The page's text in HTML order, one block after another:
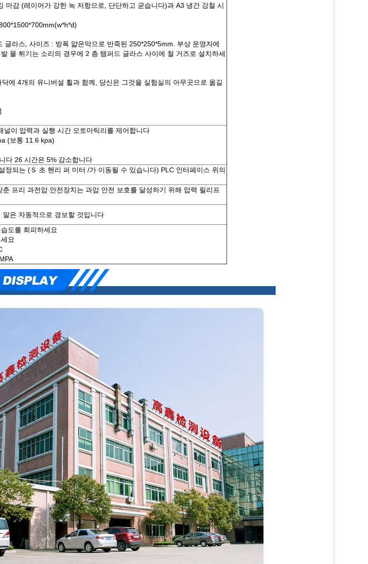
마감 (레이어가 강한 녹 저항으로, 단단하고 굳습니다)과 A3 냉간 강철 시
글라스, 사이즈 : 방폭 얇은막으로 반죽된 250*250*5mm. 부상 운영자에
물 튀기는 소리의 경우에 2 층 템퍼드 글라스 사이에 철 거즈로 설치하세
에 4개의 유니버설 휠과 함께, 당신은 그것을 실험실의 아무곳으로 옮길
널이 압력과 실행 시간 오토마틱리를 제어합니다
(보통 11.6 kpa)
다 26 시간은 5% 감소합니다
정되는 (Ｓ 초 헨리 퍼 미터 /가 이동될 수 있습니다) PLC 인터페이스 위의
프리 과전압 안전장치는 과압 안전 보호를 달성하기 위해 압력 릴리프
말은 자동적으로 경보할 것입니다
도를 회피하세요
요